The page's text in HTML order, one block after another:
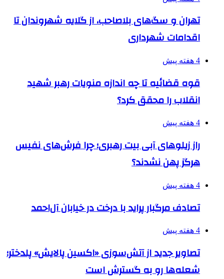
تهران و سگ‌های بلاصاحب، از گلایه شهروندان تا
اقدامات شهرداری
4 هفته پیش
قوه قضائیه تا چه اندازه منویات رهبر شهید
انقلاب را محقق کرد؟
4 هفته پیش
راز زیلوهای آبی بیت رهبری؛ چرا فرش‌های نفیس
هرگز پهن نشدند؟
4 هفته پیش
تصادف مرگبار پراید با درخت در خیابان آل‌احمد
4 هفته پیش
تصاویر جدید از آتش‌سوزی «اکسین پالایش» پلدختر؛
شعله‌ها رو به گسترش است